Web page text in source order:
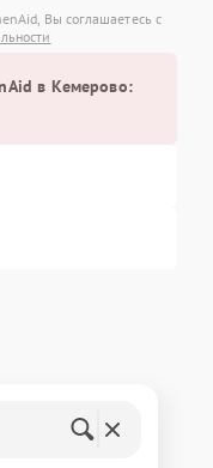
Вы соглашаетесь с
в Кемерово: